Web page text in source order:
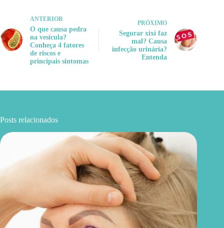
ANTERIOR
O que causa pedra
na vesícula?
Conheça 4 fatores
de riscos e
principais sintomas
PRÓXIMO
Segurar xixi faz
mal? Causa
infecção urinária?
Entenda
Posts relacionados